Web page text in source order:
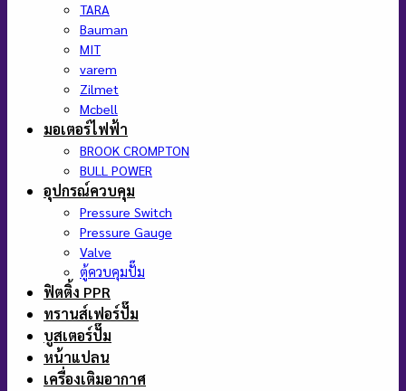
TARA
Bauman
MIT
varem
Zilmet
Mcbell
มอเตอร์ไฟฟ้า
BROOK CROMPTON
BULL POWER
อุปกรณ์ควบคุม
Pressure Switch
Pressure Gauge
Valve
ตู้ควบคุมปั๊ม
ฟิตติ้ง PPR
ทรานส์เฟอร์ปั๊ม
บูสเตอร์ปั๊ม
หน้าแปลน
เครื่องเติมอากาศ